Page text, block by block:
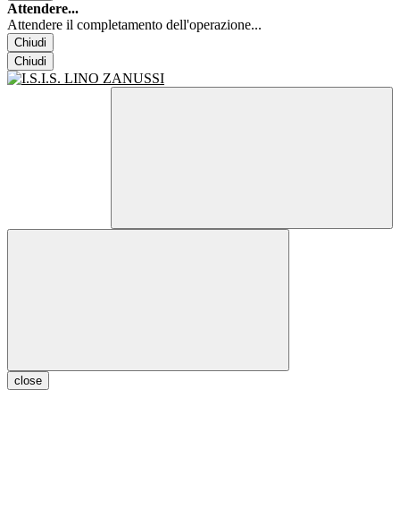
Attendere...
Attendere il completamento dell'operazione...
Chiudi
Chiudi
close